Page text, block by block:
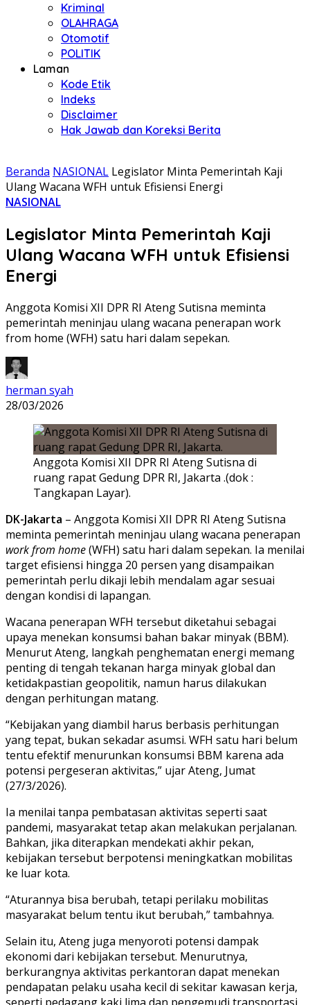
Kriminal
OLAHRAGA
Otomotif
POLITIK
Laman
Kode Etik
Indeks
Disclaimer
Hak Jawab dan Koreksi Berita
Beranda NASIONAL Legislator Minta Pemerintah Kaji
Ulang Wacana WFH untuk Efisiensi Energi
NASIONAL
Legislator Minta Pemerintah Kaji
Ulang Wacana WFH untuk Efisiensi
Energi
Anggota Komisi XII DPR RI Ateng Sutisna meminta
pemerintah meninjau ulang wacana penerapan work
from home (WFH) satu hari dalam sepekan.
herman syah
28/03/2026
Anggota Komisi XII DPR RI Ateng Sutisna di
ruang rapat Gedung DPR RI, Jakarta .(dok :
Tangkapan Layar).
DK-Jakarta – Anggota Komisi XII DPR RI Ateng Sutisna
meminta pemerintah meninjau ulang wacana penerapan
work from home(WFH) satu hari dalam sepekan. Ia menilai
target efisiensi hingga 20 persen yang disampaikan
pemerintah perlu dikaji lebih mendalam agar sesuai
dengan kondisi di lapangan.
Wacana penerapan WFH tersebut diketahui sebagai
upaya menekan konsumsi bahan bakar minyak (BBM).
Menurut Ateng, langkah penghematan energi memang
penting di tengah tekanan harga minyak global dan
ketidakpastian geopolitik, namun harus dilakukan
dengan perhitungan matang.
“Kebijakan yang diambil harus berbasis perhitungan
yang tepat, bukan sekadar asumsi. WFH satu hari belum
tentu efektif menurunkan konsumsi BBM karena ada
potensi pergeseran aktivitas,” ujar Ateng, Jumat
(27/3/2026).
Ia menilai tanpa pembatasan aktivitas seperti saat
pandemi, masyarakat tetap akan melakukan perjalanan.
Bahkan, jika diterapkan mendekati akhir pekan,
kebijakan tersebut berpotensi meningkatkan mobilitas
ke luar kota.
“Aturannya bisa berubah, tetapi perilaku mobilitas
masyarakat belum tentu ikut berubah,” tambahnya.
Selain itu, Ateng juga menyoroti potensi dampak
ekonomi dari kebijakan tersebut. Menurutnya,
berkurangnya aktivitas perkantoran dapat menekan
pendapatan pelaku usaha kecil di sekitar kawasan kerja,